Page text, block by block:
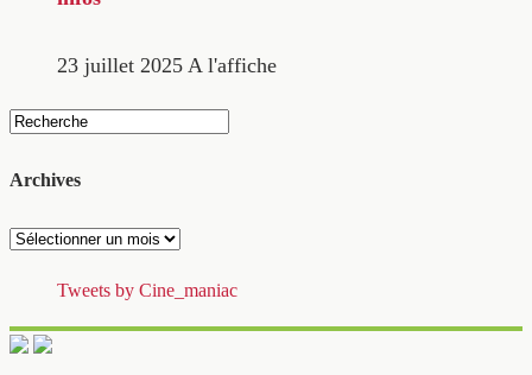
23 juillet 2025 A l'affiche
Archives
Archives
Tweets by Cine_maniac